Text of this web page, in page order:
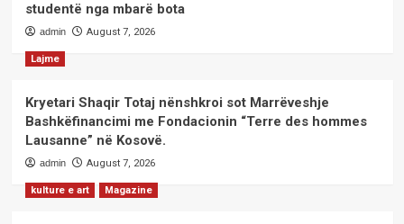
studentë nga mbarë bota
admin August 7, 2026
Lajme
Kryetari Shaqir Totaj nënshkroi sot Marrëveshje
Bashkëfinancimi me Fondacionin “Terre des hommes
Lausanne” në Kosovë.
admin August 7, 2026
kulture e art Magazine